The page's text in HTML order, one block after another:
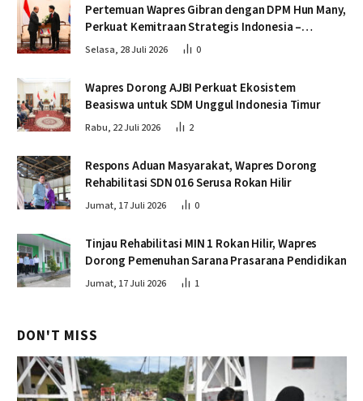
Pertemuan Wapres Gibran dengan DPM Hun Many,
Perkuat Kemitraan Strategis Indonesia –
Kamboja
Selasa, 28 Juli 2026 0
Wapres Dorong AJBI Perkuat Ekosistem
Beasiswa untuk SDM Unggul Indonesia Timur
Rabu, 22 Juli 2026 2
Respons Aduan Masyarakat, Wapres Dorong
Rehabilitasi SDN 016 Serusa Rokan Hilir
Jumat, 17 Juli 2026 0
Tinjau Rehabilitasi MIN 1 Rokan Hilir, Wapres
Dorong Pemenuhan Sarana Prasarana Pendidikan
Jumat, 17 Juli 2026 1
DON'T MISS